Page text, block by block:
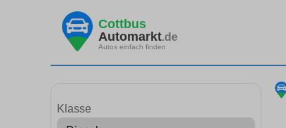
Cottbus
Automarkt.de
Autos einfach finden
Klasse